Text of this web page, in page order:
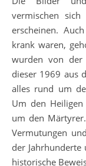
vermischen
erscheinen.
krank waren,
wurden von der
dieser 1969 aus
alles rund um
Um den
um den
Vermutungen
der
historische